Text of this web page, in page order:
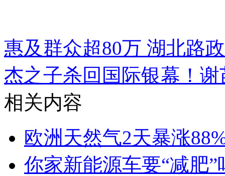
惠及群众超80万 湖北路
杰之子杀回国际银幕！
相关内容
欧洲天然气2天暴涨
你家新能源车要“减肥”